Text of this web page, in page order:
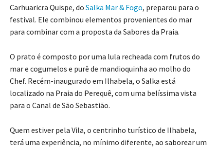
Carhuaricra Quispe, do Salka Mar & Fogo, preparou para o
festival. Ele combinou elementos provenientes do mar
para combinar com a proposta da Sabores da Praia.
O prato é composto por uma lula recheada com frutos do
mar e cogumelos e purê de mandioquinha ao molho do
Chef. Recém-inaugurado em Ilhabela, o Salka está
localizado na Praia do Perequê, com uma belíssima vista
para o Canal de São Sebastião.
Quem estiver pela Vila, o centrinho turístico de Ilhabela,
terá uma experiência, no mínimo diferente, ao saborear um